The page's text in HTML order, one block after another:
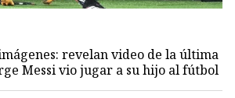
revelan video de la última
Messi vio jugar a su hijo al fútbol